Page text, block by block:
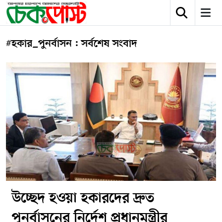
#হকার_পুনর্বাসন : সর্বশেষ সংবাদ
উচ্ছেদ হওয়া হকারদের দ্রুত
পুনর্বাসনের নির্দেশ প্রধানমন্ত্রীর